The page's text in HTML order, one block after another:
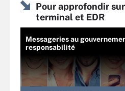
Pour approfondir
terminal et EDR
Messageries au
responsabilité